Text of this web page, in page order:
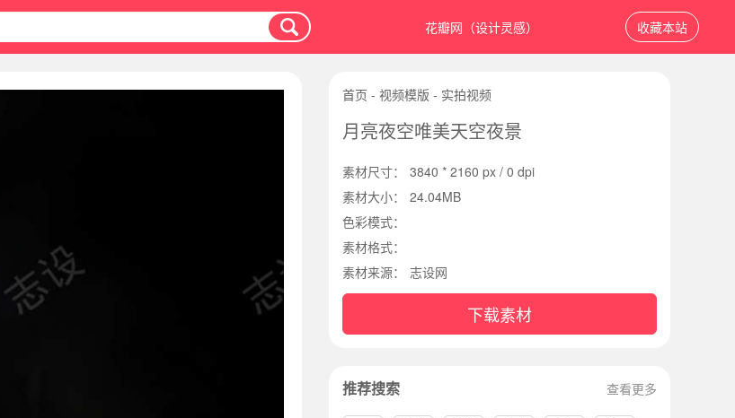
花瓣网（设计灵感） 收藏本站
首页 - 视频模版 - 实拍视频
月亮夜空唯美天空夜景
素材尺寸：
3840 * 2160 px / 0 dpi
素材大小：
24.04MB
色彩模式：
素材格式：
素材来源：
志设网
下载素材
推荐搜索 查看更多